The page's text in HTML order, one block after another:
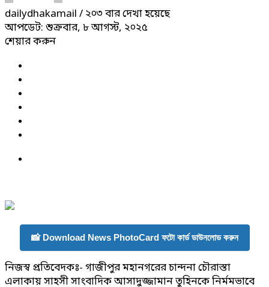
dailydhakamail / ২০৩ বার দেখা হয়েছে
আপডেট: শুক্রবার, ৮ আগস্ট, ২০২৫
শেয়ার করুন
📸 Download News PhotoCard ফটো কার্ড ডাউনলোড করুন
নিজস্ব প্রতিবেদকঃ- গাজীপুর মহানগরের চান্দনা চৌরাস্তা
এলাকায় সাহসী সাংবাদিক আসাদুজ্জামান তুহিনকে নির্মমভাবে